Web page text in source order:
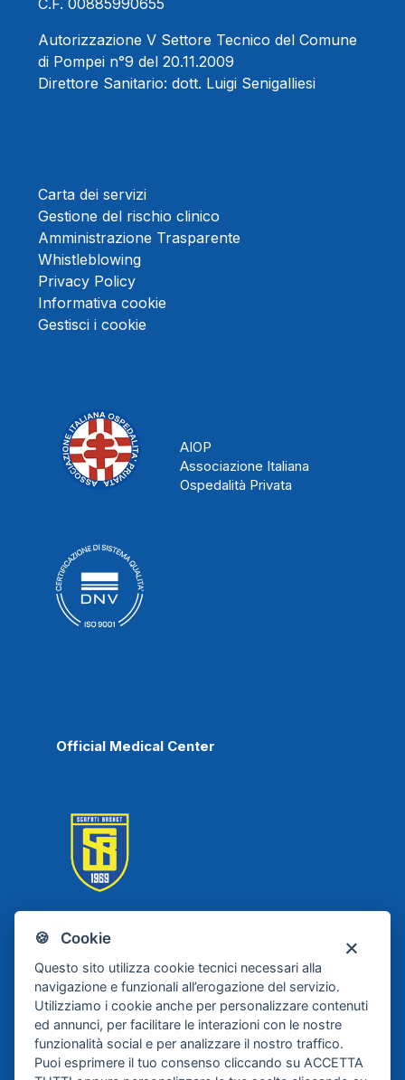
🍪 Cookie
Questo sito utilizza cookie tecnici necessari alla
navigazione e funzionali all’erogazione del servizio.
Utilizziamo i cookie anche per personalizzare contenuti
ed annunci, per facilitare le interazioni con le nostre
funzionalità social e per analizzare il nostro traffico.
Puoi esprimere il tuo consenso cliccando su ACCETTA
Autorizzazione V Settore Tecnico del Comune
di Pompei n°9 del 20.11.2009
Direttore Sanitario: dott. Luigi Senigalliesi
Carta dei servizi
Gestione del rischio clinico
Amministrazione Trasparente
Whistleblowing
Privacy Policy
Informativa cookie
Gestisci i cookie
AIOP
Associazione Italiana
Ospedalità Privata
Official Medical Center
Scafati Basket